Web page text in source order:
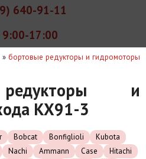
640-91-11
17:00
» бортовые редукторы и гидромоторы
и
KX91-3
Bobcat Bonfiglioli
Kubota
Nachi Ammann Case
Hitachi